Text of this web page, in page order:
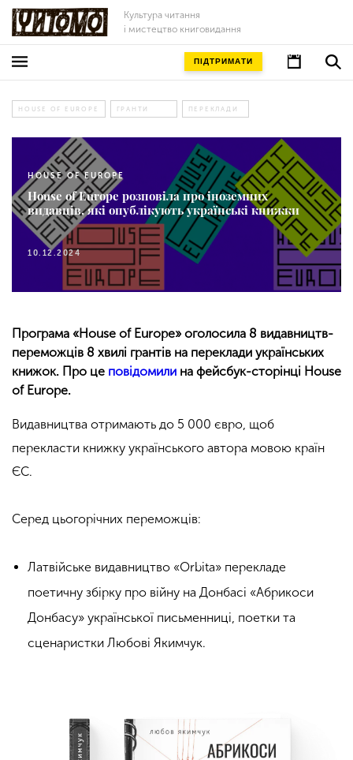
Культура читання
і мистецтво книговидання
ПІДТРИМАТИ
HOUSE OF EUROPE ГРАНТИ ПЕРЕКЛАДИ
HOUSE OF EUROPE
House of Europe розповіла про іноземних
видавців, які опублікують українські книжки
10.12.2024
Програма «House of Europe» оголосила 8 видавництв-
переможців 8 хвилі грантів на переклади українських
книжок. Про це повідомили на фейсбук-сторінці House
of Europe.
Видавництва отримають до 5 000 євро, щоб
перекласти книжку українського автора мовою країн
ЄС.
Серед цьогорічних переможців:
Латвійське видавництво «Orbita» перекладе
поетичну збірку про війну на Донбасі «Абрикоси
Донбасу» української письменниці, поетки та
сценаристки Любові Якимчук.